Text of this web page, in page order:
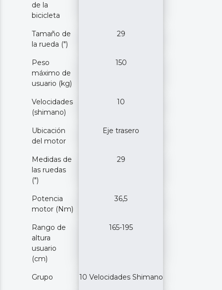
de la
bicicleta
Tamaño de
la rueda (")
29
Peso
máximo de
usuario (kg)
150
Velocidades
(shimano)
10
Ubicación
del motor
Eje trasero
Medidas de
las ruedas
(")
29
Potencia
motor (Nm)
36,5
Rango de
altura
usuario
(cm)
165-195
Grupo 10 Velocidades Shimano